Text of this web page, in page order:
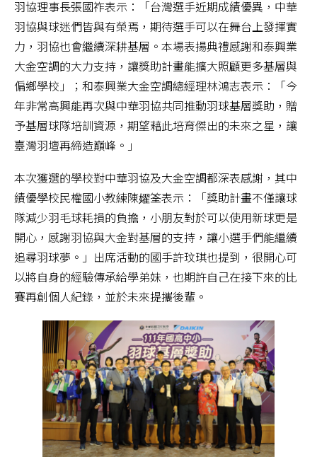
羽協理事長張國祚表示：「台灣選手近期成績優異，中華
羽協與球迷們皆與有榮焉，期待選手可以在舞台上發揮實
力，羽協也會繼續深耕基層。本場表揚典禮感謝和泰興業
大金空調的大力支持，讓獎助計畫能擴大照顧更多基層與
偏鄉學校」；和泰興業大金空調總經理林鴻志表示：「今
年非常高興能再次與中華羽協共同推動羽球基層獎助，贈
予基層球隊培訓資源，期望藉此培育傑出的未來之星，讓
臺灣羽壇再締造巔峰。」
本次獲選的學校對中華羽協及大金空調都深表感謝，其中
績優學校民權國小教練陳嬥筌表示：「獎助計畫不僅讓球
隊減少羽毛球耗損的負擔，小朋友對於可以使用新球更是
開心，感謝羽協與大金對基層的支持，讓小選手們能繼續
追尋羽球夢。」出席活動的國手許玟琪也提到，很開心可
以將自身的經驗傳承給學弟妹，也期許自己在接下來的比
賽再創個人紀錄，並於未來提攜後輩。